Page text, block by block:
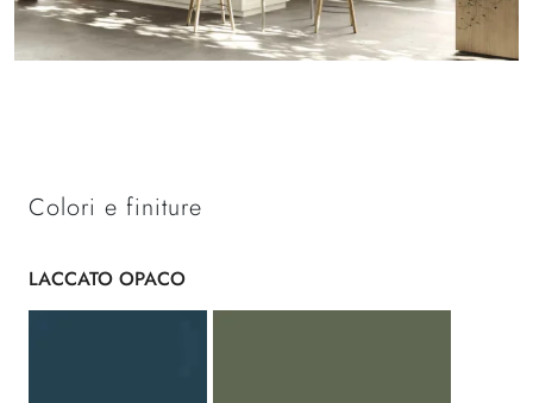
Colori e finiture
LACCATO OPACO